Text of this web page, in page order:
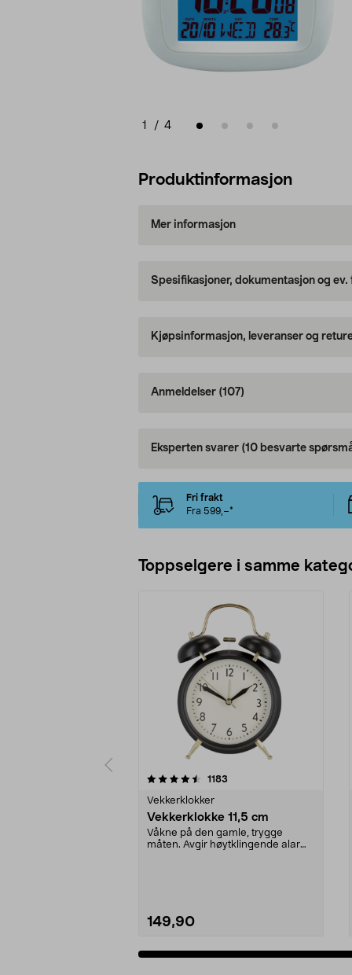
1 / 4
Produktinformasjon
Mer informasjon
Spesifikasjoner, dokumentasjon og
Kjøpsinformasjon, leveranser og
Anmeldelser (107)
Eksperten svarer (10 besvarte
Fri frakt
Fra 599,–*
Toppselgere i samme
1183
Vekkerklokker
Vekkerklokke 11,5 cm
Våkne på den gamle, trygge
måten. Avgir høytklingende alarm
149,90
4.0 av 5 stjerner